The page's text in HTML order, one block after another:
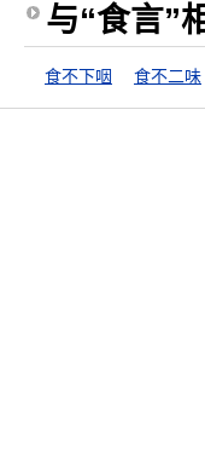
与“食言”
食不下咽 食不二味